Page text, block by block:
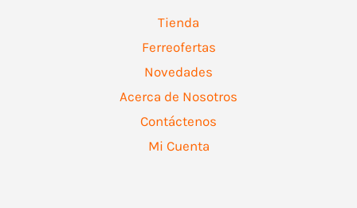
Tienda
Ferreofertas
Novedades
Acerca de Nosotros
Contáctenos
Mi Cuenta